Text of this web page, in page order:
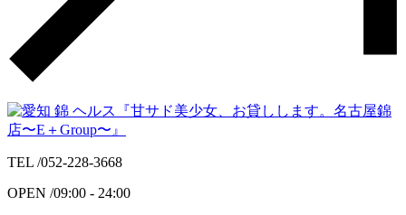
TEL /052-228-3668
OPEN /09:00 - 24:00